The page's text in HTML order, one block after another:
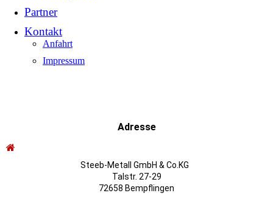
Partner
Kontakt
Anfahrt
Impressum
Adresse
Steeb-Metall GmbH & Co.KG
Talstr. 27-29
72658 Bempflingen